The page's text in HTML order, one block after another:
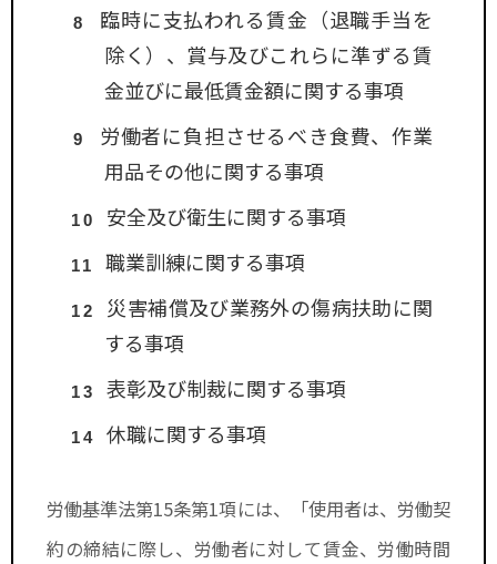
臨時に支払われる賃金（退職手当を
除く）、賞与及びこれらに準ずる賃
金並びに最低賃金額に関する事項
労働者に負担させるべき食費、作業
用品その他に関する事項
安全及び衛生に関する事項
職業訓練に関する事項
災害補償及び業務外の傷病扶助に関
する事項
表彰及び制裁に関する事項
休職に関する事項
労働基準法第15条第1項には、「使用者は、労働契
約の締結に際し、労働者に対して賃金、労働時間